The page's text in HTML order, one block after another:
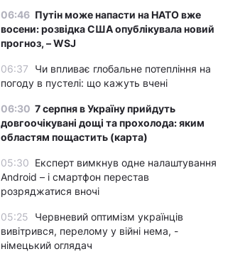
06:46 Путін може напасти на НАТО вже
восени: розвідка США опублікувала новий
прогноз, – WSJ
06:37
Чи впливає глобальне потепління на
погоду в пустелі: що кажуть вчені
06:30 7 серпня в Україну прийдуть
довгоочікувані дощі та прохолода: яким
областям пощастить (карта)
05:30 Експерт вимкнув одне налаштування
Android – і смартфон перестав
розряджатися вночі
05:25
Червневий оптимізм українців
вивітрився, перелому у війні нема, -
німецький оглядач